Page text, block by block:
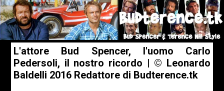
L'attore Bud Spencer, l'uomo Carlo
Pedersoli, il nostro ricordo | © Leonardo
Baldelli 2016 Redattore di Budterence.tk